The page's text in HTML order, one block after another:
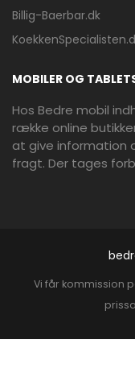
Billig-Baerbar.dk
MOBILER OG
Hos Bedre mobil
række online
at give information
fragt. Der tages
Vi får kommission